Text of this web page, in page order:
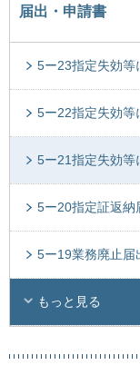
届出・申請書
5ー23指定失効等
5ー22指定失効等
5ー21指定失効等
5ー20指定証返納
5ー19業務廃止届
もっと見る